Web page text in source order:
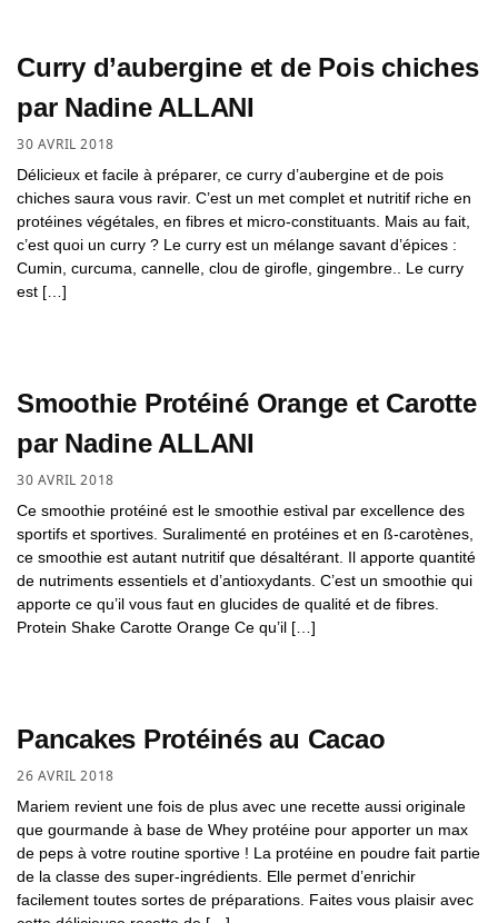
Curry d’aubergine et de Pois chiches
par Nadine ALLANI
30 AVRIL 2018
Délicieux et facile à préparer, ce curry d’aubergine et de pois
chiches saura vous ravir. C’est un met complet et nutritif riche en
protéines végétales, en fibres et micro-constituants. Mais au fait,
c’est quoi un curry ? Le curry est un mélange savant d’épices :
Cumin, curcuma, cannelle, clou de girofle, gingembre.. Le curry
est […]
Smoothie Protéiné Orange et Carotte
par Nadine ALLANI
30 AVRIL 2018
Ce smoothie protéiné est le smoothie estival par excellence des
sportifs et sportives. Suralimenté en protéines et en ß-carotènes,
ce smoothie est autant nutritif que désaltérant. Il apporte quantité
de nutriments essentiels et d’antioxydants. C’est un smoothie qui
apporte ce qu’il vous faut en glucides de qualité et de fibres.
Protein Shake Carotte Orange Ce qu’il […]
Pancakes Protéinés au Cacao
26 AVRIL 2018
Mariem revient une fois de plus avec une recette aussi originale
que gourmande à base de Whey protéine pour apporter un max
de peps à votre routine sportive ! La protéine en poudre fait partie
de la classe des super-ingrédients. Elle permet d’enrichir
facilement toutes sortes de préparations. Faites vous plaisir avec